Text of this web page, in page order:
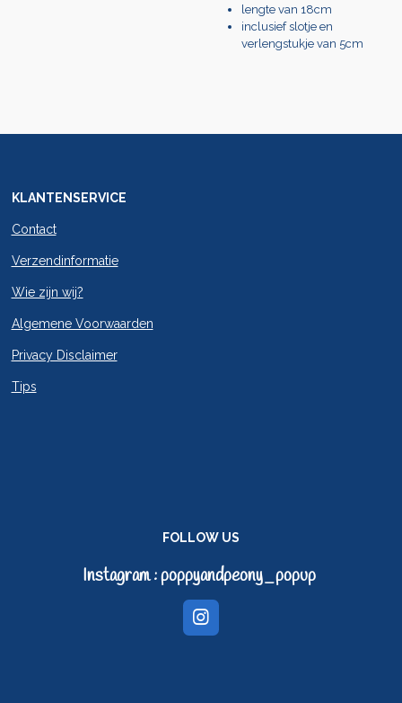
lengte van 18cm
inclusief slotje en
verlengstukje van 5cm
KLANTENSERVICE
Contact
Verzendinformatie
Wie zijn wij?
Algemene Voorwaarden
Privacy Disclaimer
Tips
FOLLOW US
Instagram : poppyandpeony_popup
I